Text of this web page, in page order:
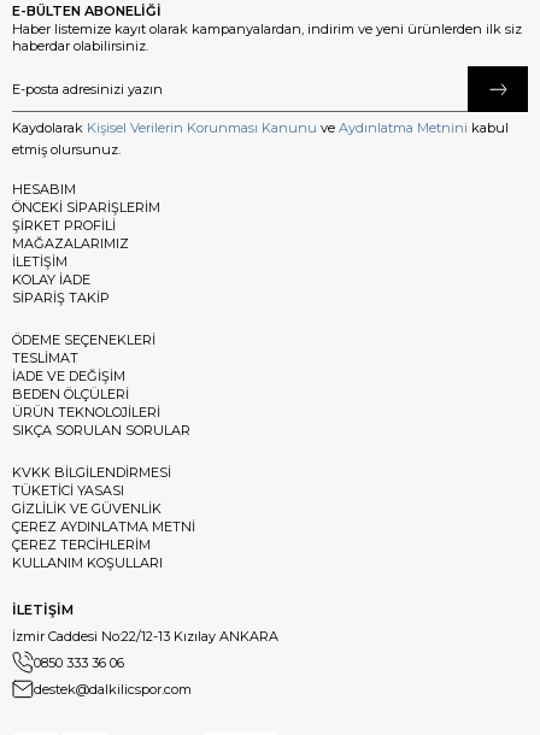
E-BÜLTEN ABONELİĞİ
Haber listemize kayıt olarak kampanyalardan, indirim ve yeni ürünlerden ilk siz
haberdar olabilirsiniz.
Kaydolarak Kişisel Verilerin Korunması Kanunu ve Aydınlatma Metnini kabul
etmiş olursunuz.
HESABIM
ÖNCEKİ SİPARİŞLERİM
ŞİRKET PROFİLİ
MAĞAZALARIMIZ
İLETİŞİM
KOLAY İADE
SİPARİŞ TAKİP
ÖDEME SEÇENEKLERİ
TESLİMAT
İADE VE DEĞİŞİM
BEDEN ÖLÇÜLERİ
ÜRÜN TEKNOLOJİLERİ
SIKÇA SORULAN SORULAR
KVKK BİLGİLENDİRMESİ
TÜKETİCİ YASASI
GİZLİLİK VE GÜVENLİK
ÇEREZ AYDINLATMA METNİ
ÇEREZ TERCİHLERİM
KULLANIM KOŞULLARI
İLETİŞİM
İzmir Caddesi No:22/12-13 Kızılay ANKARA
0850 333 36 06
destek@dalkilicspor.com